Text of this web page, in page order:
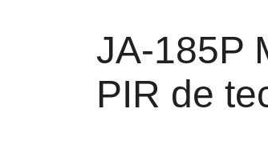
JA-185P
PIR de